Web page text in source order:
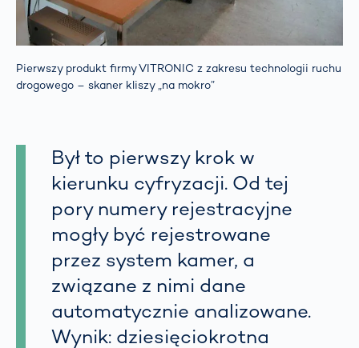
Pierwszy produkt firmy VITRONIC z zakresu technologii ruchu
drogowego – skaner kliszy „na mokro”
Był to pierwszy krok w
kierunku cyfryzacji. Od tej
pory numery rejestracyjne
mogły być rejestrowane
przez system kamer, a
związane z nimi dane
automatycznie analizowane.
Wynik: dziesięciokrotna